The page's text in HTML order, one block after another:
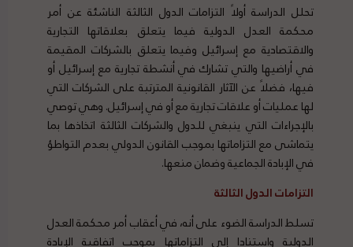
تحلل الدراسة أولاً التزامات الدول الثالثة الناشئة عن أمر
محكمة العدل الدولية فيما يتعلق بعلاقاتها التجارية
والاقتصادية مع إسرائيل وفيما يتعلق بالشركات المقيمة
في أراضيها والتي تشارك في أنشطة تجارية مع إسرائيل أو
فيها، فضلاً عن الآثار القانونية المترتبة على الشركات التي
لها عمليات أو علاقات تجارية مع أو في إسرائيل. وهي توصي
بالإجراءات التي ينبغي للدول والشركات الثالثة اتخاذها بما
يتماشى مع التزاماتها بموجب القانون الدولي بعدم التواطؤ
في الإبادة الجماعية وضمان منعها.
التزامات الدول الثالثة
تسلط الدراسة الضوء على أنه، في أعقاب أمر محكمة العدل
الدولية واستنادا إلى التزاماتها بموجب اتفاقية الإبادة